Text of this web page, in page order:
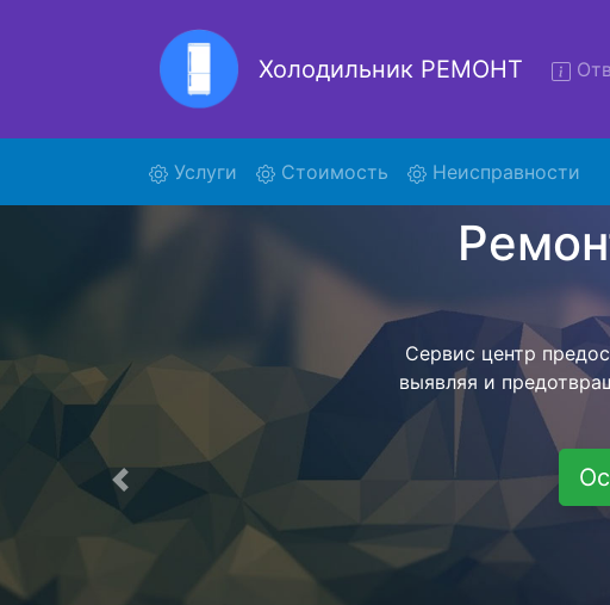
Холодильник РЕМОНТ
Услуги (current)Стоимость Неисправности
Ремонт
поиски
6180 и отвезет
осуществляется
мастера как
Перечень
Предыдущая